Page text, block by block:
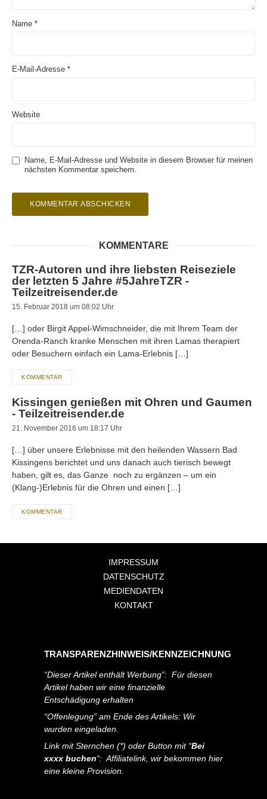
Name *
E-Mail-Adresse *
Website
Name, E-Mail-Adresse und Website in diesem Browser für meinen
nächsten Kommentar speichern.
KOMMENTARE
TZR-Autoren und ihre liebsten Reiseziele
der letzten 5 Jahre #5JahreTZR -
Teilzeitreisender.de
15. Februar 2018 um 08:02 Uhr
[…] oder Birgit Appel-Wimschneider, die mit Ihrem Team der
Orenda-Ranch kranke Menschen mit ihren Lamas therapiert
oder Besuchern einfach ein Lama-Erlebnis […]
KOMMENTAR
Kissingen genießen mit Ohren und Gaumen
- Teilzeitreisender.de
21. November 2016 um 18:17 Uhr
[…] über unsere Erlebnisse mit den heilenden Wassern Bad
Kissingens berichtet und uns danach auch tierisch bewegt
haben, gilt es, das Ganze noch zu ergänzen – um ein
(Klang-)Erlebnis für die Ohren und einen […]
KOMMENTAR
IMPRESSUM
DATENSCHUTZ
MEDIENDATEN
KONTAKT
TRANSPARENZHINWEIS/KENNZEICHNUNG
“Dieser Artikel enthält Werbung”: Für diesen
Artikel haben wir eine finanzielle
Entschädigung erhalten
“Offenlegung” am Ende des Artikels: Wir
wurden eingeladen.
Link mit Sternchen (*) oder Button mit “Bei
xxxx buchen“: Affiliatelink, wir bekommen hier
eine kleine Provision.